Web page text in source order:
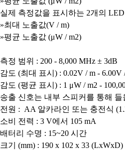
실제 측정값을 표시하는 2개의 LED
»최대 노출값(V / m)
»평균 노출값 (μW / m2)
측정 범위 : 200 - 8,000 MHz ± 3dB
감도 (최대 표시) : 0.02V / m - 6.00V
감도 (평균 표시) : 1 μW / m2 -
송출 신호는 내부 스피커를 통해 들
전원 : AA 알카라인 또는 충전식
소비 전력 : 3 V에서 105 mA
배터리 수명 : 15~20 시간
크기 (mm) : 190 x 102 x 33 (LxWxD)